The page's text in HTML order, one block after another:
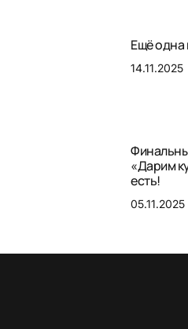
Ещё одна
14.11.2025
«Дарим
есть!
05.11.2025